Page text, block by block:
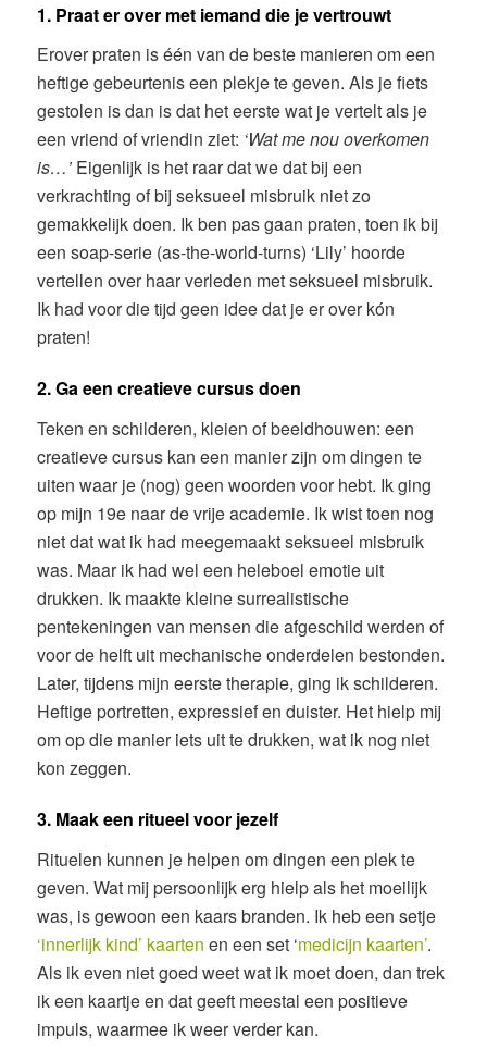
1. Praat er over met iemand die je vertrouwt
Erover praten is één van de beste manieren om een
heftige gebeurtenis een plekje te geven. Als je fiets
gestolen is dan is dat het eerste wat je vertelt als je
een vriend of vriendin ziet: ‘Wat me nou overkomen
is…’ Eigenlijk is het raar dat we dat bij een
verkrachting of bij seksueel misbruik niet zo
gemakkelijk doen. Ik ben pas gaan praten, toen ik bij
een soap-serie (as-the-world-turns) ‘Lily’ hoorde
vertellen over haar verleden met seksueel misbruik.
Ik had voor die tijd geen idee dat je er over kón
praten!
2. Ga een creatieve cursus doen
Teken en schilderen, kleien of beeldhouwen: een
creatieve cursus kan een manier zijn om dingen te
uiten waar je (nog) geen woorden voor hebt. Ik ging
op mijn 19e naar de vrije academie. Ik wist toen nog
niet dat wat ik had meegemaakt seksueel misbruik
was. Maar ik had wel een heleboel emotie uit
drukken. Ik maakte kleine surrealistische
pentekeningen van mensen die afgeschild werden of
voor de helft uit mechanische onderdelen bestonden.
Later, tijdens mijn eerste therapie, ging ik schilderen.
Heftige portretten, expressief en duister. Het hielp mij
om op die manier iets uit te drukken, wat ik nog niet
kon zeggen.
3. Maak een ritueel voor jezelf
Rituelen kunnen je helpen om dingen een plek te
geven. Wat mij persoonlijk erg hielp als het moeilijk
was, is gewoon een kaars branden. Ik heb een setje
‘innerlijk kind’ kaarten en een set ‘medicijn kaarten’.
Als ik even niet goed weet wat ik moet doen, dan trek
ik een kaartje en dat geeft meestal een positieve
impuls, waarmee ik weer verder kan.